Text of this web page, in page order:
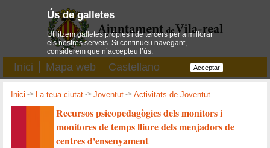
Inici Mapa web Castellano
Inici -> La teua ciutat ->Joventut ->Activitats de Joventut
Recursos psicopedagògics dels monitors i
monitores de temps lliure dels menjadors de
centres d'ensenyament
Ús de galletes
Utilitzem galletes pròpies i de tercers per a millorar
els nostres serveis. Si continueu navegant,
considerem que n’accepteu l’ús.
Acceptar